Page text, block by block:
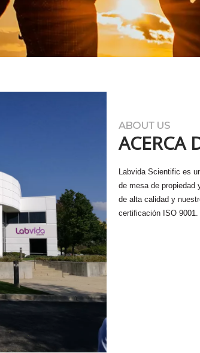
ACERCA
Labvida Scientific es
de mesa de propiedad
de alta calidad y
certificación ISO 9001.